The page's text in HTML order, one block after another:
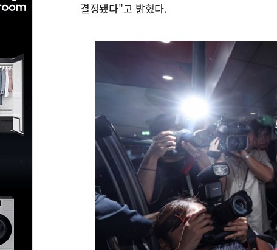
결정됐다"고 밝혔다.